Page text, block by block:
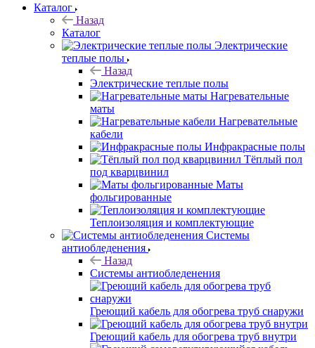
Каталог
Назад
Каталог
Электрические
теплые полы
Назад
Электрические теплые полы
Нагревательные
маты
Нагревательные
кабели
Инфракрасные полы
Тёплый пол
под кварцвинил
Маты
фольгированные
Теплоизоляция и комплектующие
Системы
антиобледенения
Назад
Системы антиобледенения
Греющий кабель для обогрева труб снаружи
Греющий кабель для обогрева труб внутри